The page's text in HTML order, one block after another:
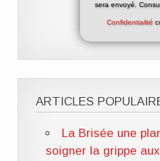
sera envoyé.
Confidentialité
ARTICLES
La Brisée une
soigner la grippe